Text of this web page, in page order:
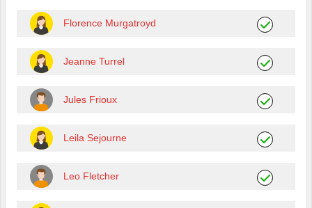
Florence Murgatroyd
Jeanne Turrel
Jules Frioux
Leila Sejourne
Leo Fletcher